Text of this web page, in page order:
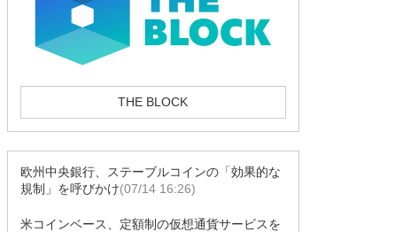
暗号資産交換業者に出庫制限強化を
要請、詐欺被害防止へ 金融庁と警
THE BLOCK
欧州中央銀行、ステーブルコインの「効果的な
規制」を呼びかけ(07/14 16:26)
米コインベース、定額制の仮想通貨サービスを